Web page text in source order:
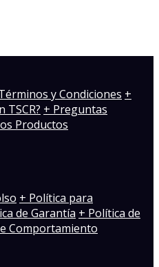
y Condiciones +
TSCR? + Preguntas
Productos
+ Política para
de Garantía + Política de
Comportamiento